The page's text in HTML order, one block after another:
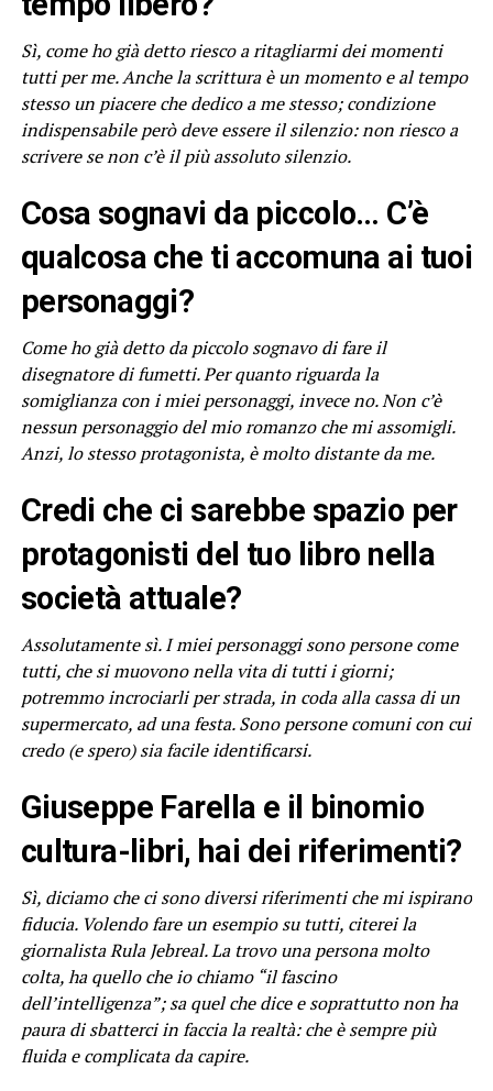
Sì, come ho già detto riesco a ritagliarmi dei momenti
tutti per me. Anche la scrittura è un momento e al tempo
stesso un piacere che dedico a me stesso; condizione
indispensabile però deve essere il silenzio: non riesco a
scrivere se non c’è il più assoluto silenzio.
Cosa sognavi da piccolo… C’è
qualcosa che ti accomuna ai tuoi
personaggi?
Come ho già detto da piccolo sognavo di fare il
disegnatore di fumetti. Per quanto riguarda la
somiglianza con i miei personaggi, invece no. Non c’è
nessun personaggio del mio romanzo che mi assomigli.
Anzi, lo stesso protagonista, è molto distante da me.
Credi che ci sarebbe spazio per
protagonisti del tuo libro nella
società attuale?
Assolutamente sì. I miei personaggi sono persone come
tutti, che si muovono nella vita di tutti i giorni;
potremmo incrociarli per strada, in coda alla cassa di un
supermercato, ad una festa. Sono persone comuni con cui
credo (e spero) sia facile identificarsi.
Giuseppe Farella e il binomio
cultura-libri, hai dei riferimenti?
Sì, diciamo che ci sono diversi riferimenti che mi ispirano
fiducia. Volendo fare un esempio su tutti, citerei la
giornalista Rula Jebreal. La trovo una persona molto
colta, ha quello che io chiamo “il fascino
dell’intelligenza”; sa quel che dice e soprattutto non ha
paura di sbatterci in faccia la realtà: che è sempre più
fluida e complicata da capire.